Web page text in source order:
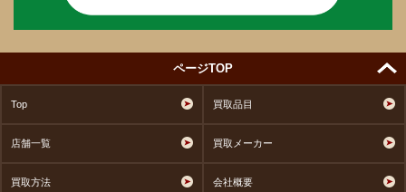
ページTOP
Top 買取品目
店舗一覧 買取メーカー
買取方法 会社概要